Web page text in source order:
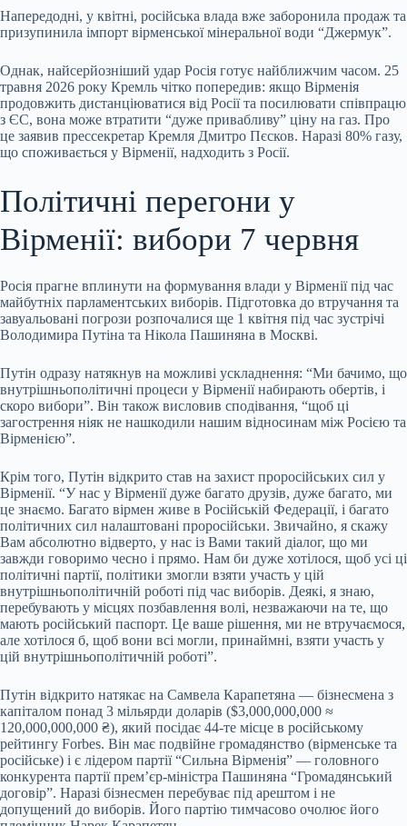
Напередодні, у квітні, російська влада вже заборонила продаж та
призупинила імпорт вірменської мінеральної води “Джермук”.
Однак, найсерйозніший удар Росія готує найближчим часом. 25
травня 2026 року Кремль чітко попередив: якщо Вірменія
продовжить дистанціюватися від Росії та посилювати співпрацю
з ЄС, вона може втратити “дуже привабливу” ціну на газ. Про
це заявив прессекретар Кремля Дмитро Пєсков. Наразі 80% газу,
що споживається у Вірменії, надходить з Росії.
Політичні перегони у
Вірменії: вибори 7 червня
Росія прагне вплинути на формування влади у Вірменії під час
майбутніх парламентських виборів. Підготовка до втручання та
завуальовані погрози розпочалися ще 1 квітня під час зустрічі
Володимира Путіна та Нікола Пашиняна в Москві.
Путін одразу натякнув на можливі ускладнення: “Ми бачимо, що
внутрішньополітичні процеси у Вірменії набирають обертів, і
скоро вибори”. Він також висловив сподівання, “щоб ці
загострення ніяк не нашкодили нашим відносинам між Росією та
Вірменією”.
Крім того, Путін відкрито став на захист проросійських сил у
Вірменії. “У нас у Вірменії дуже багато друзів, дуже багато, ми
це знаємо. Багато вірмен живе в Російській Федерації, і багато
політичних сил налаштовані проросійськи. Звичайно, я скажу
Вам абсолютно відверто, у нас із Вами такий діалог, що ми
завжди говоримо чесно і прямо. Нам би дуже хотілося, щоб усі ці
політичні партії, політики змогли взяти участь у цій
внутрішньополітичній роботі під час виборів. Деякі, я знаю,
перебувають у місцях позбавлення волі, незважаючи на те, що
мають російський паспорт. Це ваше рішення, ми не втручаємося,
але хотілося б, щоб вони всі могли, принаймні, взяти участь у
цій внутрішньополітичній роботі”.
Путін відкрито натякає на Самвела Карапетяна — бізнесмена з
капіталом понад 3 мільярди доларів ($3,000,000,000 ≈
120,000,000,000 ₴), який посідає 44-те місце в російському
рейтингу Forbes. Він має подвійне громадянство (вірменське та
російське) і є лідером партії “Сильна Вірменія” — головного
конкурента партії прем’єр-міністра Пашиняна “Громадянський
договір”. Наразі бізнесмен перебуває під арештом і не
допущений до виборів. Його партію тимчасово очолює його